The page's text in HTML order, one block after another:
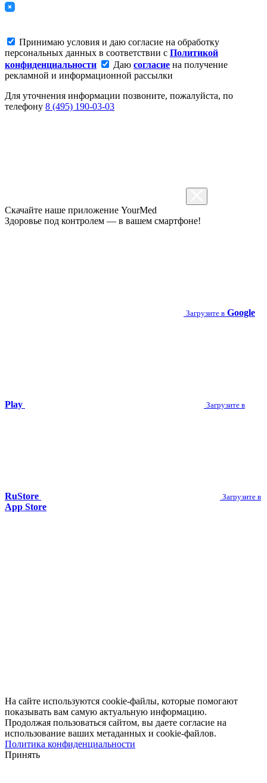
Принимаю условия и даю согласие на обработку
персональных данных в соответствии с Политикой
конфиденциальности
Даю согласие на получение
рекламной и информационной рассылки
Для уточнения информации позвоните, пожалуйста, по
телефону 8 (495) 190-03-03
Скачайте наше приложение YourMed
Здоровье под контролем — в вашем смартфоне!
Загрузите в Google
Play Загрузите в
RuStore Загрузите в
App Store
На сайте используются cookie-файлы, которые помогают
показывать вам самую актуальную информацию.
Продолжая пользоваться сайтом, вы даете согласие на
использование ваших метаданных и cookie-файлов.
Политика конфиденциальности
Принять